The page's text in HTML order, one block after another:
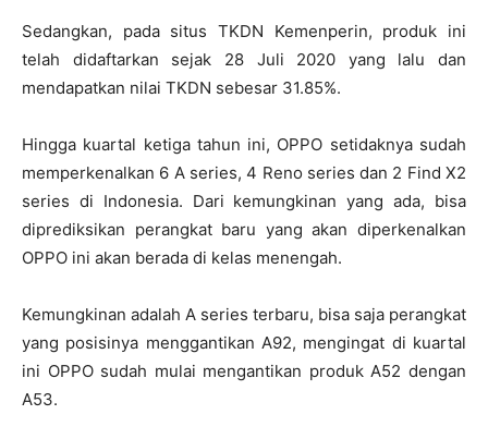
Sedangkan, pada situs TKDN Kemenperin, produk ini
telah didaftarkan sejak 28 Juli 2020 yang lalu dan
mendapatkan nilai TKDN sebesar 31.85%.
Hingga kuartal ketiga tahun ini, OPPO setidaknya sudah
memperkenalkan 6 A series, 4 Reno series dan 2 Find X2
series di Indonesia. Dari kemungkinan yang ada, bisa
diprediksikan perangkat baru yang akan diperkenalkan
OPPO ini akan berada di kelas menengah.
Kemungkinan adalah A series terbaru, bisa saja perangkat
yang posisinya menggantikan A92, mengingat di kuartal
ini OPPO sudah mulai mengantikan produk A52 dengan
A53.